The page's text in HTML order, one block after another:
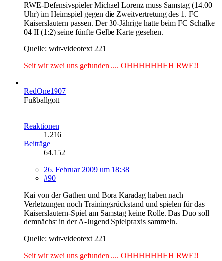
RWE-Defensivspieler Michael Lorenz muss Samstag (14.00
Uhr) im Heimspiel gegen die Zweitvertretung des 1. FC
Kaiserslautern passen. Der 30-Jährige hatte beim FC Schalke
04 II (1:2) seine fünfte Gelbe Karte gesehen.
Quelle: wdr-videotext 221
Seit wir zwei uns gefunden .... OHHHHHHHH RWE!!
RedOne1907
Fußballgott
Reaktionen
1.216
Beiträge
64.152
26. Februar 2009 um 18:38
#90
Kai von der Gathen und Bora Karadag haben nach
Verletzungen noch Trainingsrückstand und spielen für das
Kaiserslautern-Spiel am Samstag keine Rolle. Das Duo soll
demnächst in der A-Jugend Spielpraxis sammeln.
Quelle: wdr-videotext 221
Seit wir zwei uns gefunden .... OHHHHHHHH RWE!!